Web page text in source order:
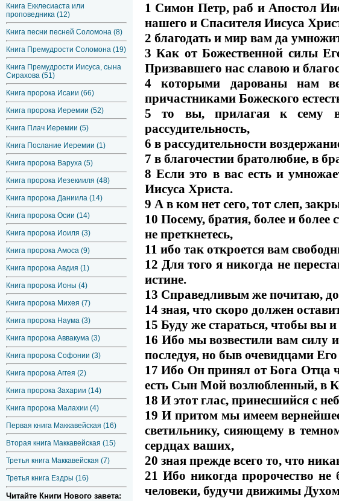
Книга Екклесиаста или
проповедника (12)
Книга песни песней Соломона (8)
Книга Премудрости Соломона (19)
Книга Премудрости Иисуса, сына
Сирахова (51)
Книга пророка Исаии (66)
Книга пророка Иеремии (52)
Книга Плач Иеремии (5)
Книга Послание Иеремии (1)
Книга пророка Варуха (5)
Книга пророка Иезекииля (48)
Книга пророка Даниила (14)
Книга пророка Осии (14)
Книга пророка Иоиля (3)
Книга пророка Амоса (9)
Книга пророка Авдия (1)
Книга пророка Ионы (4)
Книга пророка Михея (7)
Книга пророка Наума (3)
Книга пророка Аввакума (3)
Книга пророка Софонии (3)
Книга пророка Аггея (2)
Книга пророка Захарии (14)
Книга пророка Малахии (4)
Первая книга Маккавейская (16)
Вторая книга Маккавейская (15)
Третья книга Маккавейская (7)
Третья книга Ездры (16)
Читайте Книги Нового завета:
1 Симон Петр, раб и Апостол
нашего и Спасителя Иисуса
2 благодать и мир вам да
3 Как от Божественной силы
Призвавшего нас славою и
4 которыми дарованы нам
причастниками Божеского
5 то вы, прилагая к сему
рассудительность,
6 в рассудительности
7 в благочестии братолюбие, в
8 Если это в вас есть и
Иисуса Христа.
9 А в ком нет сего, тот слеп,
10 Посему, братия, более и
не преткнетесь,
11 ибо так откроется вам
12 Для того я никогда не
истине.
13 Справедливым же почитаю,
14 зная, что скоро должен
15 Буду же стараться, чтобы вы
16 Ибо мы возвестили вам силу
последуя, но быв очевидцами
17 Ибо Он принял от Бога Отца
есть Сын Мой возлюбленный, в
18 И этот глас, принесшийся с
19 И притом мы имеем
светильнику, сияющему в
сердцах ваших,
20 зная прежде всего то, что
21 Ибо никогда пророчество не
человеки, будучи движимы